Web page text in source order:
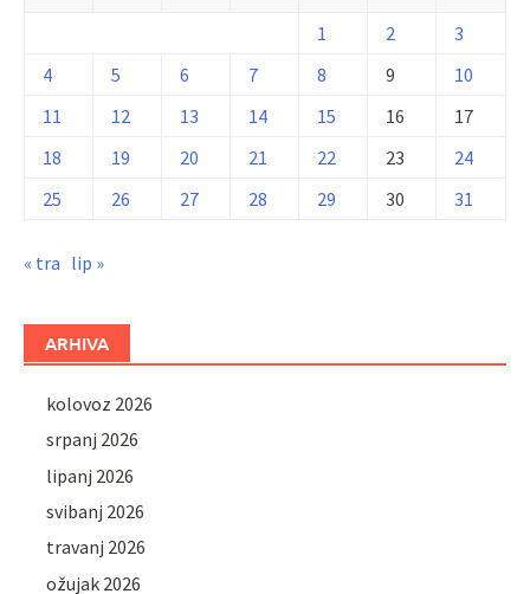
1 2
3
4
5 6 7 8 9
10
11
12 13 14 15 16
17
18
19 20 21 22 23
24
25
26 27 28 29 30 31
« tra lip »
ARHIVA
kolovoz 2026
srpanj 2026
lipanj 2026
svibanj 2026
travanj 2026
ožujak 2026